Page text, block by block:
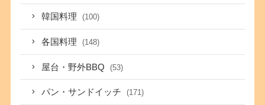
韓国料理 (100)
各国料理 (148)
屋台・野外BBQ (53)
パン・サンドイッチ (171)